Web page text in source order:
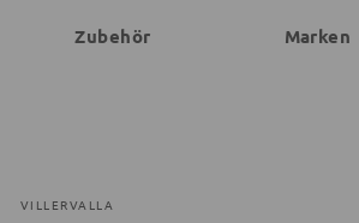
Zubehör Marken
VILLERVALLA